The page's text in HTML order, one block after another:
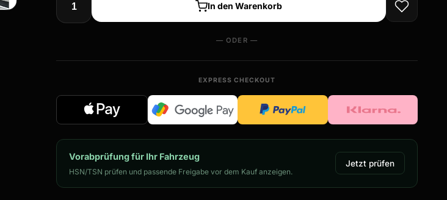
In den Warenkorb
— ODER —
EXPRESS CHECKOUT
Vorabprüfung für Ihr Fahrzeug
HSN/TSN prüfen und passende Freigabe vor dem Kauf anzeigen.
Jetzt prüfen